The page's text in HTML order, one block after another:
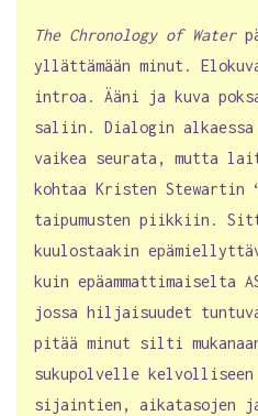
The Chronology of Water
yllättämään minut.
introa. Ääni ja kuva
saliin. Dialogin
vaikea seurata, mutta
kohtaa Kristen Stewartin
taipumusten piikkiin.
kuulostaakin
kuin epäammattimaiselta
jossa hiljaisuudet
pitää minut silti
sukupolvelle
sijaintien, aikatasojen